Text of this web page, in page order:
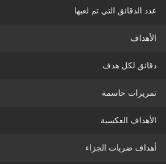
عدد الدقائق التي تم لعبها
الأهداف
دقائق لكل هدف
تمريرات حاسمة
الأهداف العكسية
أهداف ضربات الجزاء